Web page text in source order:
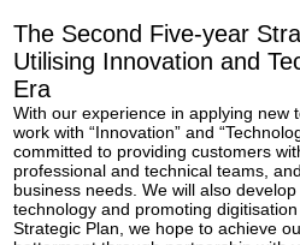
The Second Five-year
Utilising Innovation and
Era
With our experience in applying new
work with “Innovation” and
committed to providing customers
professional and technical teams,
business needs. We will also
technology and promoting
Strategic Plan, we hope to achieve